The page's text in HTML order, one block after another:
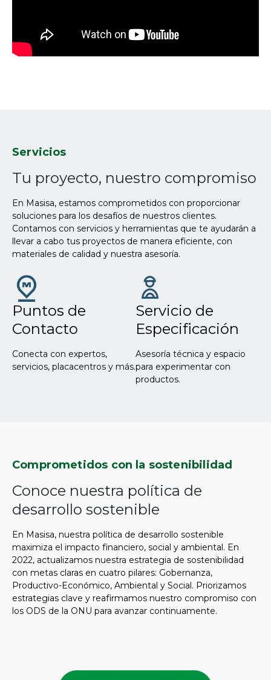
Servicios
Tu proyecto, nuestro compromiso
En Masisa, estamos comprometidos con proporcionar
soluciones para los desafíos de nuestros clientes.
Contamos con servicios y herramientas que te ayudarán a
llevar a cabo tus proyectos de manera eficiente, con
materiales de calidad y nuestra asesoría.
Puntos de
Contacto
Conecta con expertos,
servicios, placacentros y más.
Servicio de
Especificación
Asesoría técnica y espacio
para experimentar con
productos.
Comprometidos con la sostenibilidad
Conoce nuestra política de
desarrollo sostenible
En Masisa, nuestra política de desarrollo sostenible
maximiza el impacto financiero, social y ambiental. En
2022, actualizamos nuestra estrategia de sostenibilidad
con metas claras en cuatro pilares: Gobernanza,
Productivo-Económico, Ambiental y Social. Priorizamos
estrategias clave y reafirmamos nuestro compromiso con
los ODS de la ONU para avanzar continuamente.